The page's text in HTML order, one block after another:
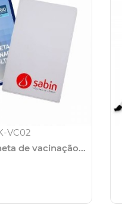
VC02
de vacinação...